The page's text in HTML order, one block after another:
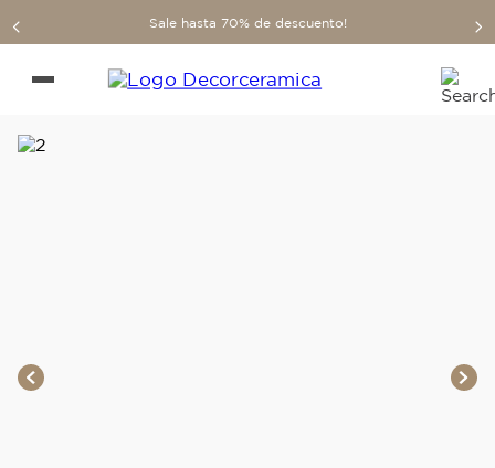
Sale hasta 70% de descuento!